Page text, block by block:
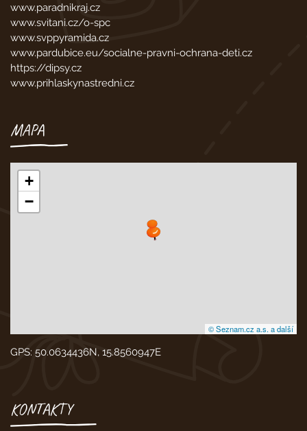
www.paradnikraj.cz
www.svitani.cz/o-spc
www.svppyramida.cz
www.pardubice.eu/socialne-pravni-ochrana-deti.cz
https://dipsy.cz
www.prihlaskynastredni.cz
MAPA
+
−
© Seznam.cz a.s. a další
GPS: 50.0634436N, 15.8560947E
KONTAKTY